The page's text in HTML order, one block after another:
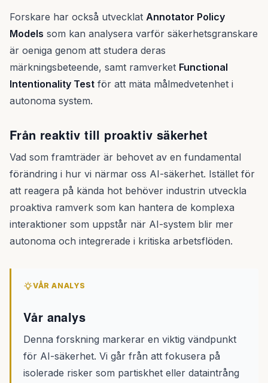
Forskare har också utvecklat Annotator Policy
Models som kan analysera varför säkerhetsgranskare
är oeniga genom att studera deras
märkningsbeteende, samt ramverket Functional
Intentionality Test för att mäta målmedvetenhet i
autonoma system.
Från reaktiv till proaktiv säkerhet
Vad som framträder är behovet av en fundamental
förändring i hur vi närmar oss AI-säkerhet. Istället för
att reagera på kända hot behöver industrin utveckla
proaktiva ramverk som kan hantera de komplexa
interaktioner som uppstår när AI-system blir mer
autonoma och integrerade i kritiska arbetsflöden.
VÅR ANALYS
Vår analys
Denna forskning markerar en viktig vändpunkt
för AI-säkerhet. Vi går från att fokusera på
isolerade risker som partiskhet eller dataintrång